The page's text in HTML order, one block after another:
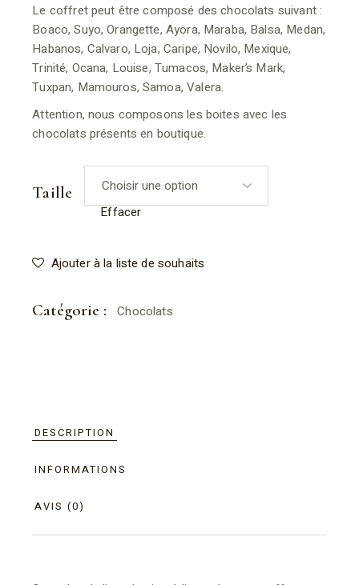
Le coffret peut être composé des chocolats suivant :
Boaco, Suyo, Orangette, Ayora, Maraba, Balsa, Medan,
Habanos, Calvaro, Loja, Caripe, Novilo, Mexique,
Trinité, Ocana, Louise, Tumacos, Maker’s Mark,
Tuxpan, Mamouros, Samoa, Valera.
Attention, nous composons les boites avec les
chocolats présents en boutique.
Taille
Effacer
Ajouter à la liste de souhaits
Catégorie : Chocolats
DESCRIPTION
INFORMATIONS
AVIS (0)